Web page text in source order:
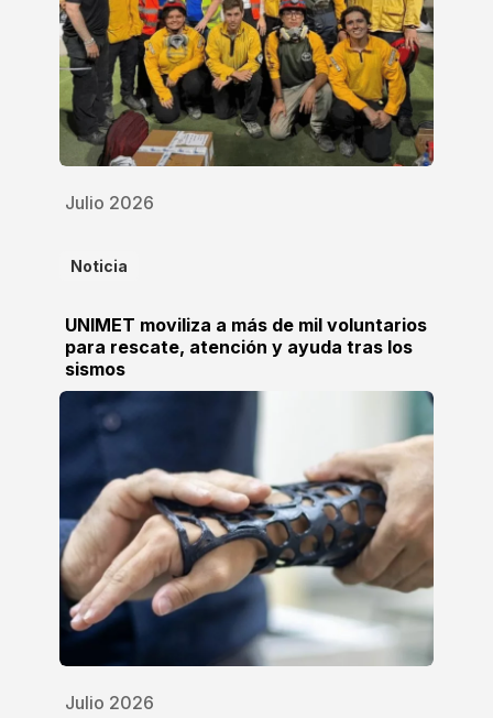
Julio 2026
Noticia
UNIMET moviliza a más de mil voluntarios
para rescate, atención y ayuda tras los
sismos
Julio 2026